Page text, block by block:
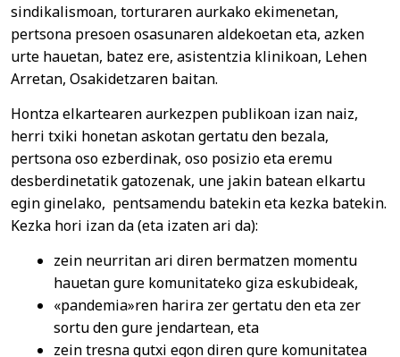
sindikalismoan, torturaren aurkako ekimenetan,
pertsona presoen osasunaren aldekoetan eta, azken
urte hauetan, batez ere, asistentzia klinikoan, Lehen
Arretan, Osakidetzaren baitan.
Hontza elkartearen aurkezpen publikoan izan naiz,
herri txiki honetan askotan gertatu den bezala,
pertsona oso ezberdinak, oso posizio eta eremu
desberdinetatik gatozenak, une jakin batean elkartu
egin ginelako, pentsamendu batekin eta kezka batekin.
Kezka hori izan da (eta izaten ari da):
zein neurritan ari diren bermatzen momentu
hauetan gure komunitateko giza eskubideak,
«pandemia»ren harira zer gertatu den eta zer
sortu den gure jendartean, eta
zein tresna gutxi egon diren gure komunitatea